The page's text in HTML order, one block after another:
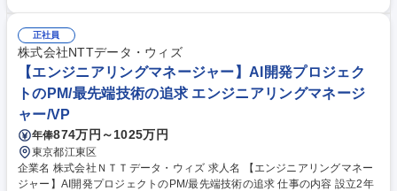
削減 まずは、製品の組立や検査の経験を積んで各工程を習得していただき
ます。全工程習得後に、スタッフの指導や教育を中心に、製造ラインの歩
留まりの改善や工数削減、現場の改善活動などに取り組んでいただきま
す。ゆくゆくは新製品の生産移管や製造現場の改善活動などにもチャレン
ジできる環境です。 募集職種 ■【愛知/小牧】製造職/将来のリーダー候補/
転勤無◎/年間休日122日★
正社員
株式会社NTTデータ・ウィズ
【エンジニアリングマネージャー】AI開発プロジェク
トのPM/最先端技術の追求 エンジニアリングマネージ
ャー/VP
年俸874万円～1025万円
東京都江東区
企業名 株式会社ＮＴＴデータ・ウィズ 求人名 【エンジニアリングマネー
ジャー】AI開発プロジェクトのPM/最先端技術の追求 仕事の内容 設立2年